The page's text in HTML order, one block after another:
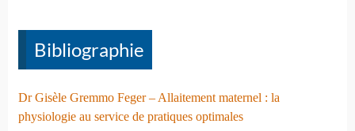
Bibliographie
Dr Gisèle Gremmo Feger – Allaitement maternel : la
physiologie au service de pratiques optimales